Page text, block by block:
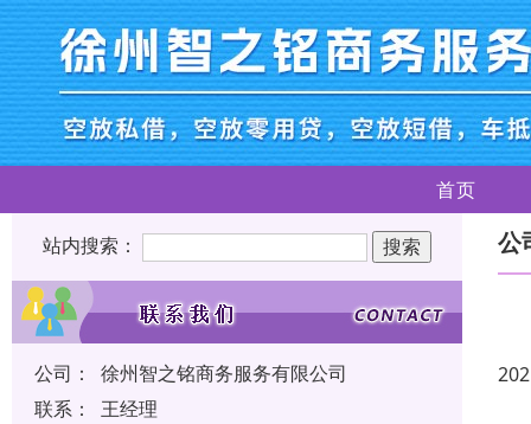
首页
站内搜索：
公司：
徐州智之铭商务服务有限公司
联系：
王经理
公